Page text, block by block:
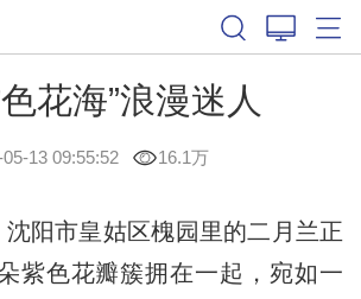
花海”浪漫迷人
05-13 09:55:52 16.1万
市皇姑区槐园里的二月兰正
紫色花瓣簇拥在一起，宛如一